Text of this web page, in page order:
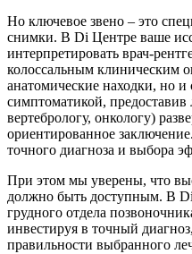
Но ключевое звено – это
снимки. В Di Центре ваше
интерпретировать врач-
колоссальным клиническим
анатомические находки, но и
симптоматикой, предоставив
вертебрологу, онкологу)
ориентированное
точного диагноза и выбора
При этом мы уверены, что
должно быть доступным. В
грудного отдела
инвестируя в точный
правильности выбранного